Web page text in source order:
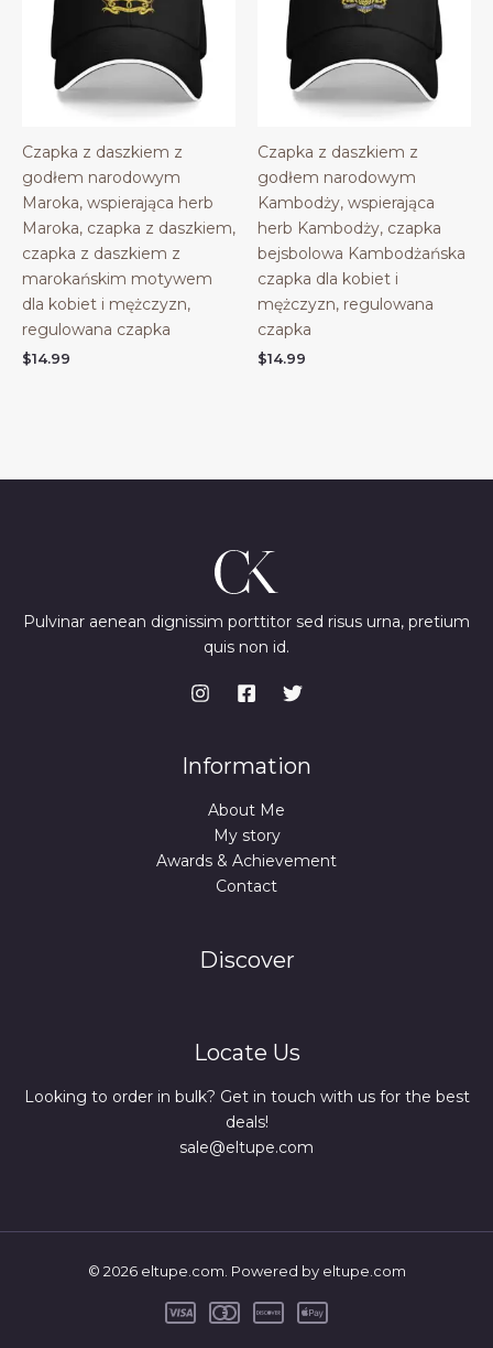
Czapka z daszkiem z
godłem narodowym
Maroka, wspierająca herb
Maroka, czapka z daszkiem,
czapka z daszkiem z
marokańskim motywem
dla kobiet i mężczyzn,
regulowana czapka
$14.99
Czapka z daszkiem z
godłem narodowym
Kambodży, wspierająca
herb Kambodży, czapka
bejsbolowa Kambodżańska
czapka dla kobiet i
mężczyzn, regulowana
czapka
$14.99
Pulvinar aenean dignissim porttitor sed risus urna, pretium
quis non id.
Information
About Me
My story
Awards & Achievement
Contact
Discover
Locate Us
Looking to order in bulk? Get in touch with us for the best
deals!
sale@eltupe.com
© 2026 eltupe.com. Powered by eltupe.com